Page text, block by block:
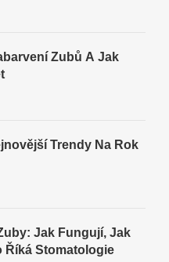
Zubů A Jak
Trendy Na Rok
Jak Fungují, Jak
Říká Stomatologie